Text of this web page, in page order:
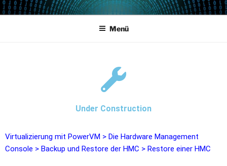
POWERCAMPUS 01
Home of the LPAR-Tool
Menü
Under Construction
Virtualizierung mit PowerVM > Die Hardware Management
Console > Backup und Restore der HMC > Restore einer HMC